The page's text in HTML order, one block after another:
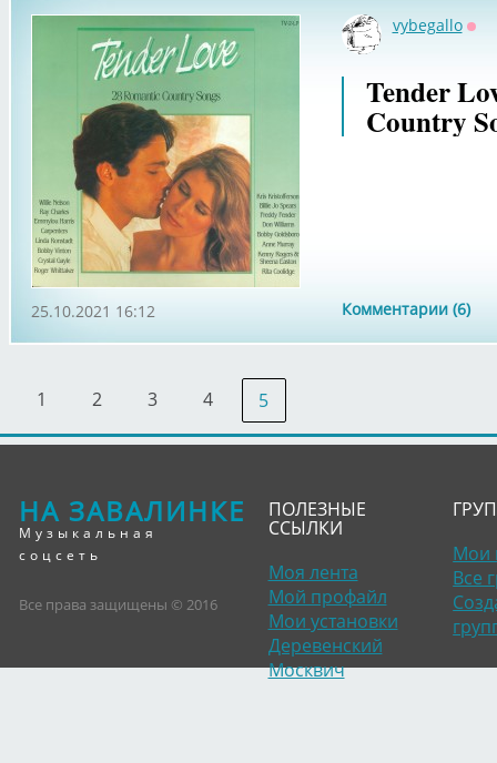
vybegallo
Tender
Country
Комментарии (6)
25.10.2021 16:12
1 2 3 4 5
НА ЗАВАЛИНКЕ
Музыкальная
соцсеть
Все права защищены © 2016
ПОЛЕЗНЫЕ
ССЫЛКИ
Моя лента
Мой профайл
Мои установки
Деревенский
Москвич
Мои
Все